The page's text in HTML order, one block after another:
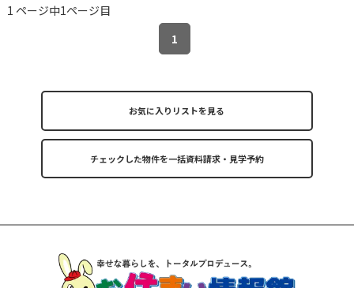
1 ページ中1ページ目
1
お気に入りリストを見る